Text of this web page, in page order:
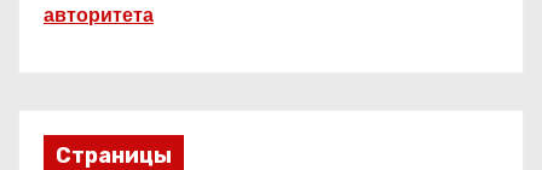
авторитета
Страницы